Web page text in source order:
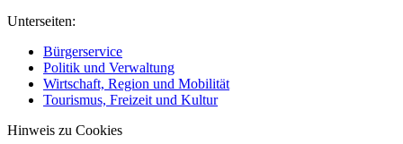
Unterseiten:
Bürgerservice
Politik und Verwaltung
Wirtschaft, Region und Mobilität
Tourismus, Freizeit und Kultur
Hinweis zu Cookies